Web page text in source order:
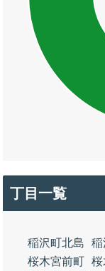
丁目一覧
稲沢町北島 稲
桜木宮前町 桜